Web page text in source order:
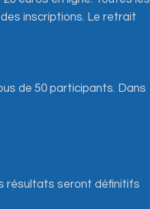
inscriptions. Le retrait
de 50 participants. Dans
résultats seront définitifs